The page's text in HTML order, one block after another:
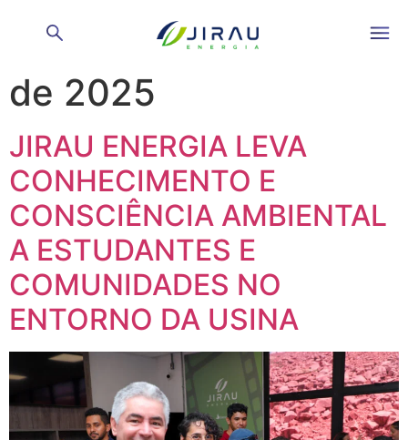
Dia:
22 de setembro
de 2025
JIRAU ENERGIA LEVA
CONHECIMENTO E
CONSCIÊNCIA AMBIENTAL
A ESTUDANTES E
COMUNIDADES NO
ENTORNO DA USINA